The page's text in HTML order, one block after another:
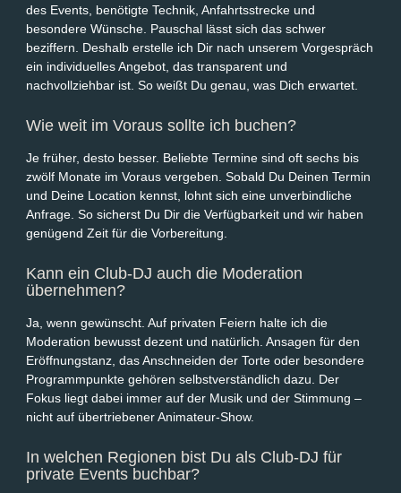
des Events, benötigte Technik, Anfahrtsstrecke und
besondere Wünsche. Pauschal lässt sich das schwer
beziffern. Deshalb erstelle ich Dir nach unserem Vorgespräch
ein individuelles Angebot, das transparent und
nachvollziehbar ist. So weißt Du genau, was Dich erwartet.
Wie weit im Voraus sollte ich buchen?
Je früher, desto besser. Beliebte Termine sind oft sechs bis
zwölf Monate im Voraus vergeben. Sobald Du Deinen Termin
und Deine Location kennst, lohnt sich eine unverbindliche
Anfrage. So sicherst Du Dir die Verfügbarkeit und wir haben
genügend Zeit für die Vorbereitung.
Kann ein Club-DJ auch die Moderation
übernehmen?
Ja, wenn gewünscht. Auf privaten Feiern halte ich die
Moderation bewusst dezent und natürlich. Ansagen für den
Eröffnungstanz, das Anschneiden der Torte oder besondere
Programmpunkte gehören selbstverständlich dazu. Der
Fokus liegt dabei immer auf der Musik und der Stimmung –
nicht auf übertriebener Animateur-Show.
In welchen Regionen bist Du als Club-DJ für
private Events buchbar?